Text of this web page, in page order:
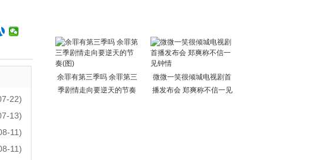
22)
13)
11)
11)
余罪有第三季吗 余罪第三
季剧情走向要逆天的节奏
微微一笑很倾城电视剧首
播发布会 郑爽称不信一见